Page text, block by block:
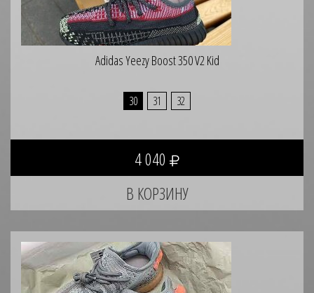
Adidas Yeezy Boost 350 V2 Kid
30 31 32
4 040